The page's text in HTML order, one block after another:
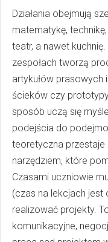
Działania obejmują
matematykę,
teatr, a nawet
zespołach tworzą
artykułów
ścieków czy
sposób uczą się
podejścia do
teoretyczna przestaje
narzędziem, które
Czasami uczniowie
(czas na lekcjach jest
realizować projekty.
komunikacyjne,